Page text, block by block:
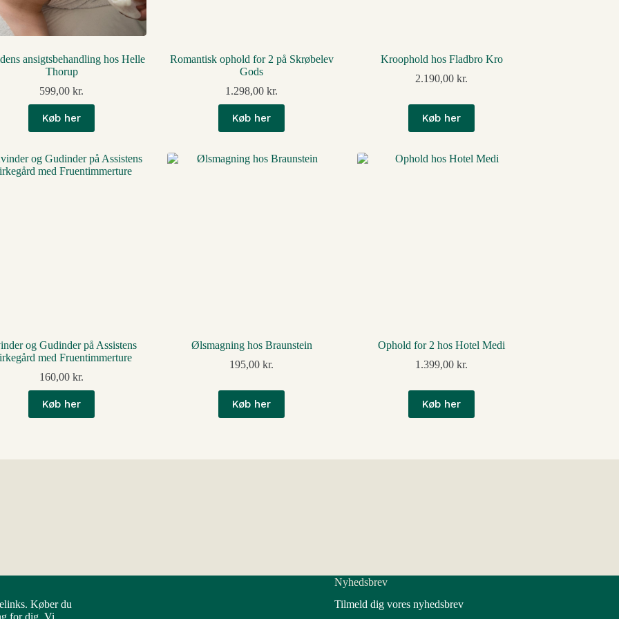
ansigtsbehandling hos Helle
Thorup
599,00kr.
Køb her
Romantisk ophold for 2 på Skrøbelev
Gods
1.298,00kr.
Køb her
Kroophold hos Fladbro Kro
2.190,00kr.
Køb her
og Gudinder på Assistens
med Fruentimmerture
160,00kr.
Køb her
Ølsmagning hos Braunstein
195,00kr.
Køb her
Ophold for 2 hos Hotel Medi
1.399,00kr.
Køb her
Køber du
Nyhedsbrev
Tilmeld dig vores nyhedsbrev